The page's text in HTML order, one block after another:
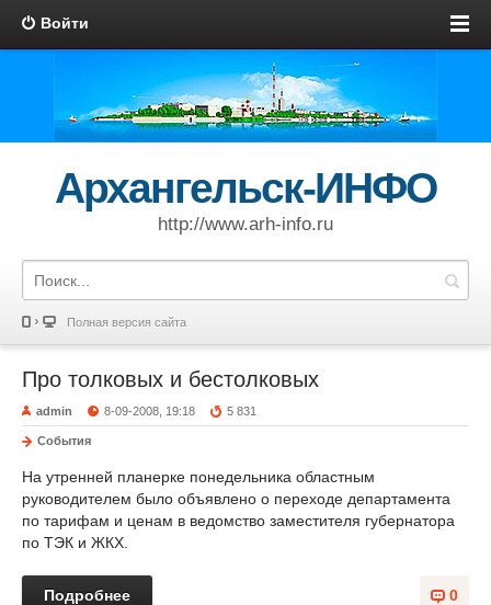
Войти
Архангельск-ИНФО
http://www.arh-info.ru
Полная версия сайта
Про толковых и бестолковых
admin 8-09-2008, 19:18 5 831
События
На утренней планерке понедельника областным
руководителем было объявлено о переходе департамента
по тарифам и ценам в ведомство заместителя губернатора
по ТЭК и ЖКХ.
0
Подробнее